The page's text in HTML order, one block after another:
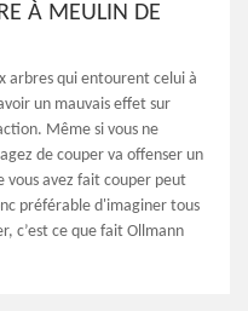
À MEULIN DE
arbres qui entourent celui à
un mauvais effet sur
Même si vous ne
de couper va offenser un
avez fait couper peut
préférable d'imaginer tous
c’est ce que fait Ollmann